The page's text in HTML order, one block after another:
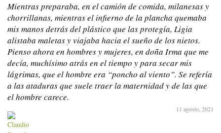
Mientras preparaba, en el camión de comida, milanesas y
chorrillanas, mientras el infierno de la plancha quemaba
mis manos detrás del plástico que las protegía, Ligia
alistaba maletas y viajaba hacia el sueño de los nietos.
Pienso ahora en hombres y mujeres, en doña Irma que me
decía, muchísimo atrás en el tiempo y para secar mis
lágrimas, que el hombre era “poncho al viento”. Se refería
a las ataduras que suele traer la maternidad y de las que
el hombre carece.
11 agosto, 2021